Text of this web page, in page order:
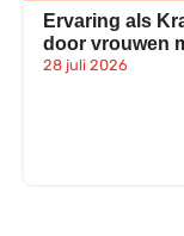
Ervaring als
door vrouwen
28 juli 2026